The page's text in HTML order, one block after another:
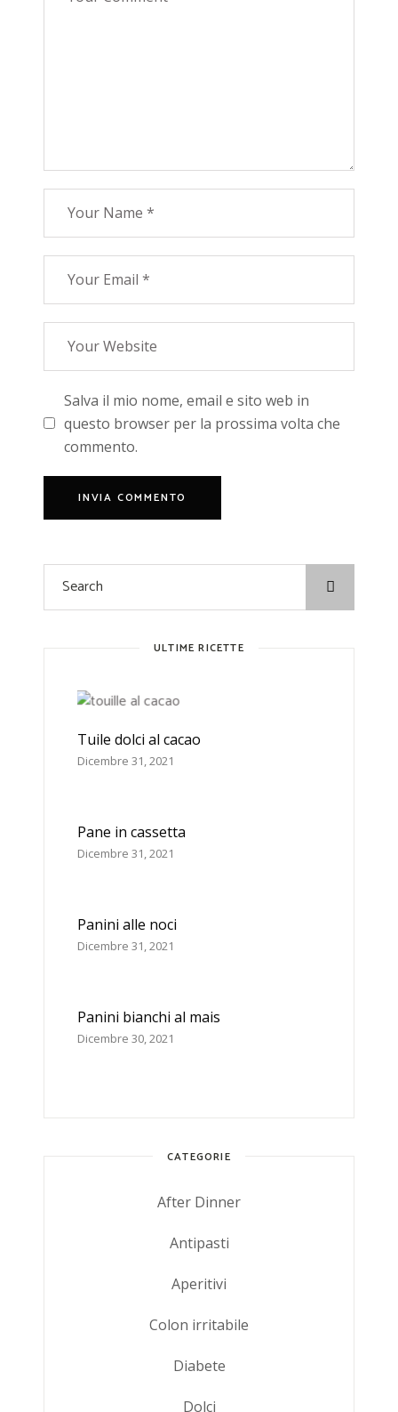
Salva il mio nome, email e sito web in
questo browser per la prossima volta che
commento.
Search
ULTIME RICETTE
Tuile dolci al cacao
Dicembre 31, 2021
Pane in cassetta
Dicembre 31, 2021
Panini alle noci
Dicembre 31, 2021
Panini bianchi al mais
Dicembre 30, 2021
CATEGORIE
After Dinner
Antipasti
Aperitivi
Colon irritabile
Diabete
Dolci